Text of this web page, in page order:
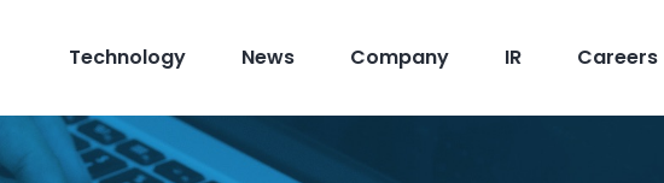
Technology News Company IR Careers